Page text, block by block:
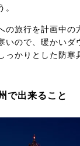
。
の旅行を計画中の
いので、暖かいダ
っかりとした防寒
で出来ること